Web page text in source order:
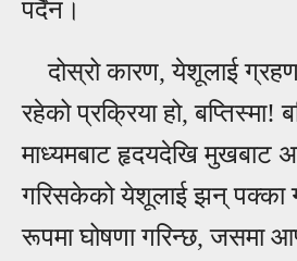
पर्दैन।
दोस्रो कारण, येशूलाई
रहेको प्रक्रिया हो, बप्तिस्मा!
माध्यमबाट हृदयदेखि मुखबाट
गरिसकेको येशूलाई झन् पक्का
रूपमा घोषणा गरिन्छ, जसमा